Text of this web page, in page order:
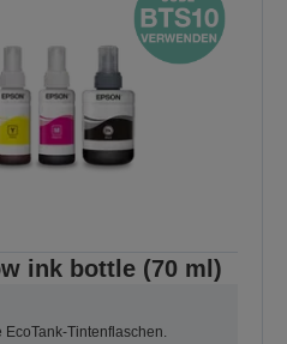
ink bottle (70 ml)
Tintenflaschen.